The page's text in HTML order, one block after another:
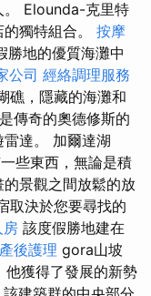
。 Elounda-克里特
獨特組合。 按摩
勝地的優質海灘中
公司 經絡調理服務
礁，隱藏的海灘和
傳奇的奧德修斯的
達。 加爾達湖
些東西，無論是積
景觀之間放鬆的放
取決於您要尋找的
房 該度假勝地建在
產後護理 gora山坡
獲得了發展的新勢